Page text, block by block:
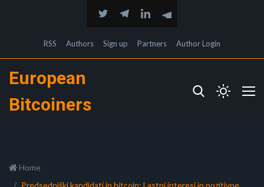
RSS Authors Sign up Partners Author Login
European
Bitcoiners
Home
Predsedniški kandidati in bitcoin: Lastni interesi in pozitivne